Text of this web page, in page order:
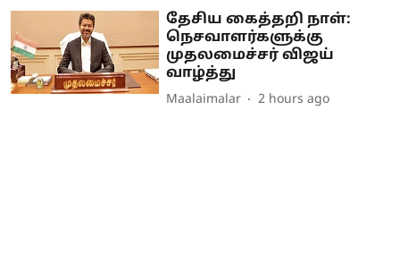
தேசிய கைத்தறி நாள்:
நெசவாளர்களுக்கு
முதலமைச்சர் விஜய்
வாழ்த்து
Maalaimalar 2 hours ago